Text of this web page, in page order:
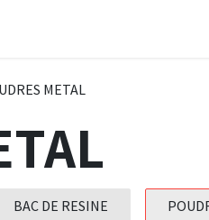
METAL
BAC DE RESINE